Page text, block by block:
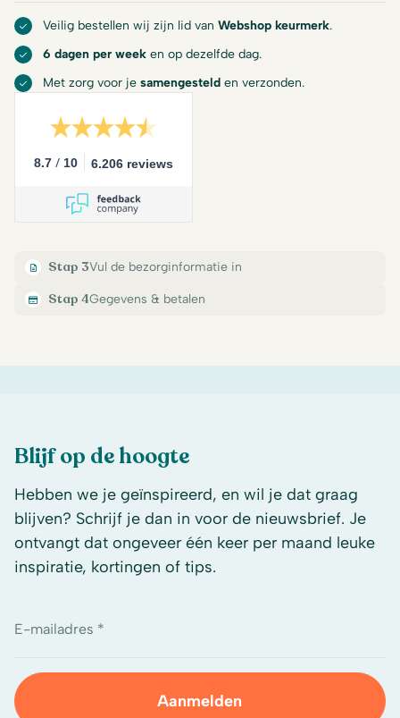
Veilig bestellen wij zijn lid van Webshop keurmerk.
6 dagen per week en op dezelfde dag.
Met zorg voor je samengesteld en verzonden.
8.7 / 10 6.206 reviews
Stap 3Vul de bezorginformatie in
Stap 4Gegevens & betalen
Blijf op de hoogte
Hebben we je geïnspireerd, en wil je dat graag
blijven? Schrijf je dan in voor de nieuwsbrief. Je
ontvangt dat ongeveer één keer per maand leuke
inspiratie, kortingen of tips.
E-mailadres *
Aanmelden